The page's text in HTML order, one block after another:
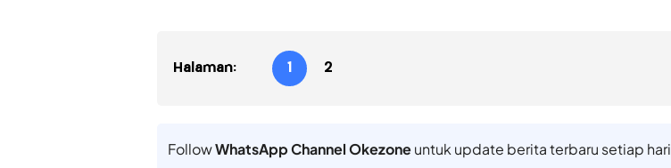
Halaman: 1 2
FollowWhatsApp Channel Okezoneuntuk update berita terbaru setiap hari